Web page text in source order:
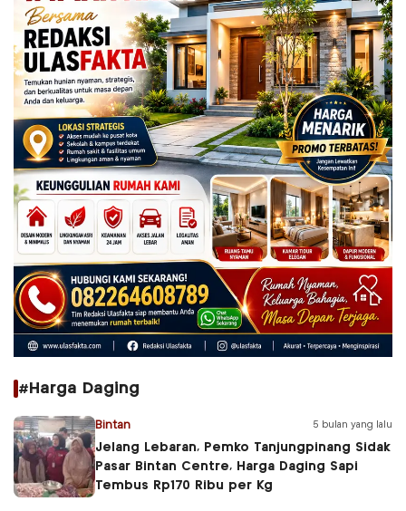
#Harga Daging
Bintan 5 bulan yang lalu
Jelang Lebaran, Pemko Tanjungpinang Sidak
Pasar Bintan Centre, Harga Daging Sapi
Tembus Rp170 Ribu per Kg